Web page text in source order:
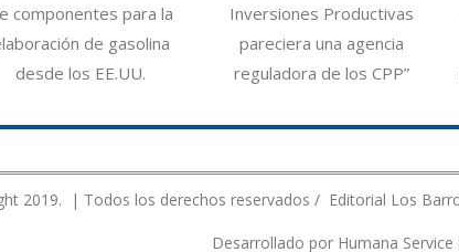
componentes para la
de gasolina
desde los EE.UU.
Inversiones Productivas
pareciera una agencia
reguladora de los CPP”
2019. | Todos los derechos reservados / Editorial Los
Desarrollado por Humana Service